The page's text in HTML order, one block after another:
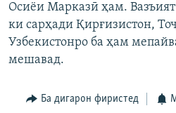
Осиёи Марказӣ ҳам.
ки сарҳади Қирғизистон,
Узбекистонро ба ҳам
мешавад.
Ба дигарон фиристед